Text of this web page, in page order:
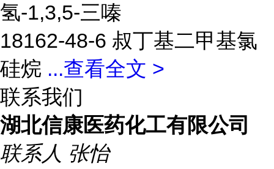
氢-1,3,5-三嗪
18162-48-6 叔丁基二甲基氯
硅烷 ...查看全文 >
联系我们
湖北信康医药化工有限公司
联系人 张怡